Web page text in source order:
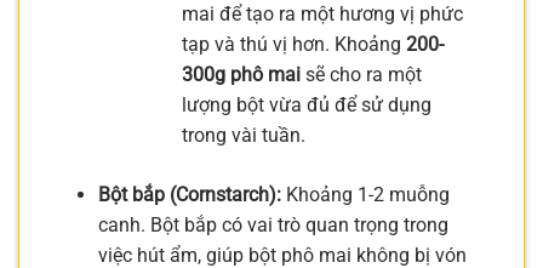
mai để tạo ra một hương vị phức
tạp và thú vị hơn. Khoảng 200-
300g phô maisẽ cho ra một
lượng bột vừa đủ để sử dụng
trong vài tuần.
Bột bắp (Cornstarch):Khoảng 1-2 muỗng
canh. Bột bắp có vai trò quan trọng trong
việc hút ẩm, giúp bột phô mai không bị vón